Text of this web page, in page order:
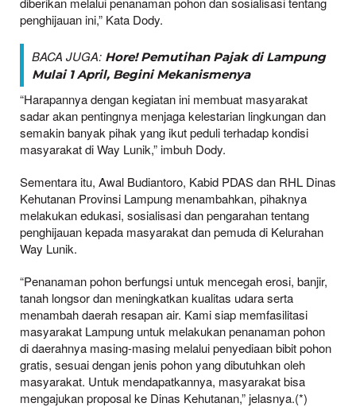
penghijauan ini,” Kata Dody.
BACA JUGA: Hore! Pemutihan Pajak di Lampung
Mulai 1 April, Begini Mekanismenya
“Harapannya dengan kegiatan ini membuat masyarakat
sadar akan pentingnya menjaga kelestarian lingkungan dan
semakin banyak pihak yang ikut peduli terhadap kondisi
masyarakat di Way Lunik,” imbuh Dody.
Sementara itu, Awal Budiantoro, Kabid PDAS dan RHL Dinas
Kehutanan Provinsi Lampung menambahkan, pihaknya
melakukan edukasi, sosialisasi dan pengarahan tentang
penghijauan kepada masyarakat dan pemuda di Kelurahan
Way Lunik.
“Penanaman pohon berfungsi untuk mencegah erosi, banjir,
tanah longsor dan meningkatkan kualitas udara serta
menambah daerah resapan air. Kami siap memfasilitasi
masyarakat Lampung untuk melakukan penanaman pohon
di daerahnya masing-masing melalui penyediaan bibit pohon
gratis, sesuai dengan jenis pohon yang dibutuhkan oleh
masyarakat. Untuk mendapatkannya, masyarakat bisa
mengajukan proposal ke Dinas Kehutanan,” jelasnya.(*)